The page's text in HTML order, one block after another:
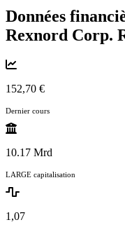
Données
Rexnord Corp.
152,70 €
Dernier cours
10.17 Mrd
LARGE capitalisation
1,07